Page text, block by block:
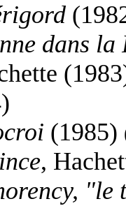
dans
(1985)
,